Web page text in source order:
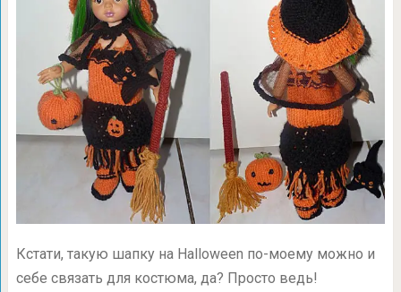
Кстати, такую шапку на Halloween по-моему можно и
себе связать для костюма, да? Просто ведь!